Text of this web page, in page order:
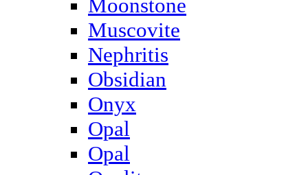
Moonstone
Muscovite
Nephritis
Obsidian
Onyx
Opal
Opal